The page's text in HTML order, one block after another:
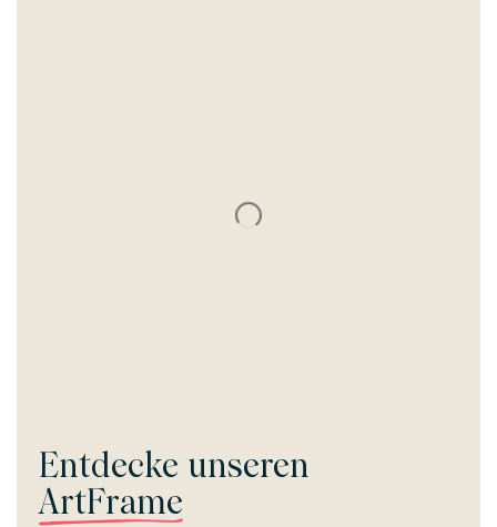
Entdecke unseren
ArtFrame